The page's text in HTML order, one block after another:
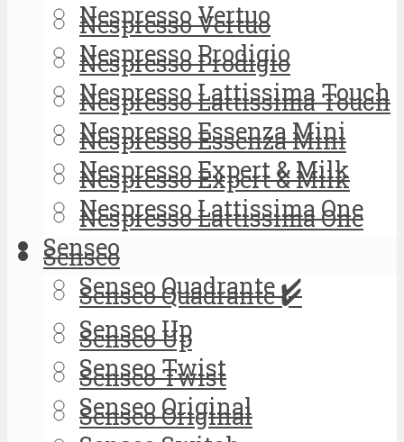
Nespresso Vertuo
Nespresso Prodigio
Nespresso Lattissima Touch
Nespresso Essenza Mini
Nespresso Expert & Milk
Nespresso Lattissima One
Senseo
Senseo Quadrante ✔️
Senseo Up
Senseo Twist
Senseo Original
Nespresso Vertuo
Nespresso Prodigio
Nespresso Lattissima Touch
Nespresso Essenza Mini
Nespresso Expert & Milk
Nespresso Lattissima One
Senseo
Senseo Quadrante ✔️
Senseo Up
Senseo Twist
Senseo Original